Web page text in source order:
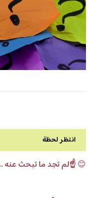
انتظر لحظة
😊☝️لم تجد ما تبحث عنه